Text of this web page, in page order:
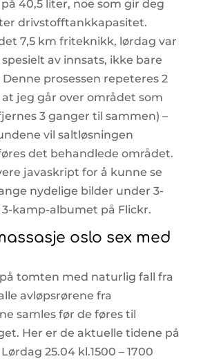
40,5 liter, noe som gir deg
drivstofftankkapasitet.
7,5 km friteknikk, lørdag var
av innsats, ikke bare
prosessen repeteres 2
jeg går over området som
3 ganger til sammen) –
vil saltløsningen
det behandlede området.
javaskript for å kunne se
nydelige bilder under 3-
kamp-albumet på Flickr.
oslo sex med
tomten med naturlig fall fra
avløpsrørene fra
samles før de føres til
Her er de aktuelle tidene på
25.04 kl.1500 – 1700